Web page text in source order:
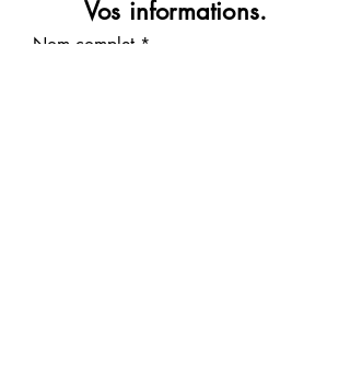
Vos informations.
Nom complet